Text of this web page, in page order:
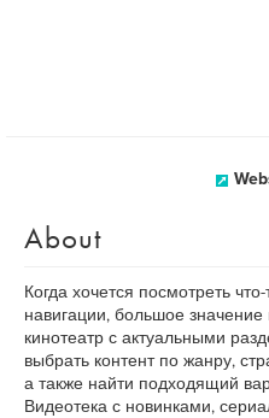
About
Когда хочется посмотреть
навигации, большое
кинотеатр с актуальными
выбрать контент по жанру,
а также найти подходящий
Видеотека с новинками,